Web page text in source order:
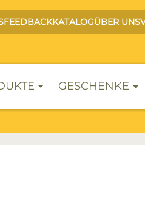
FEEDBACKKATALOGÜBER UNS
GESCHENKE